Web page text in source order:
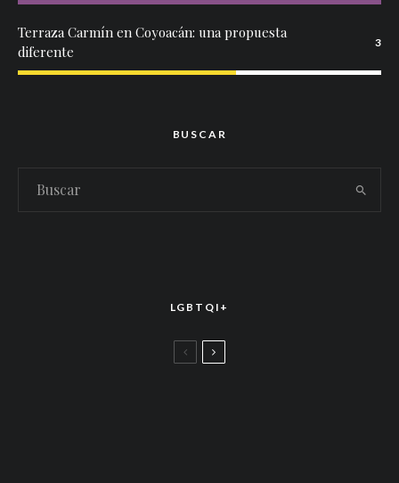
Terraza Carmín en Coyoacán: una propuesta
diferente
3
BUSCAR
LGBTQI+